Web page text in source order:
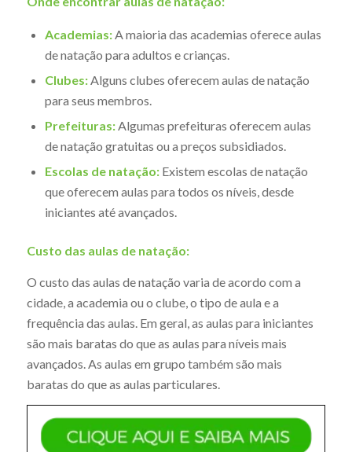
Academias:A maioria das academias oferece aulas
de natação para adultos e crianças.
Clubes:Alguns clubes oferecem aulas de natação
para seus membros.
Prefeituras:Algumas prefeituras oferecem aulas
de natação gratuitas ou a preços subsidiados.
Escolas de natação:Existem escolas de natação
que oferecem aulas para todos os níveis, desde
iniciantes até avançados.
Custo das aulas de natação:
O custo das aulas de natação varia de acordo com a
cidade, a academia ou o clube, o tipo de aula e a
frequência das aulas. Em geral, as aulas para iniciantes
são mais baratas do que as aulas para níveis mais
avançados. As aulas em grupo também são mais
baratas do que as aulas particulares.